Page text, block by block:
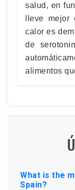
salud, en
lleve
calor es
de
alimentos
What is the
Spain?